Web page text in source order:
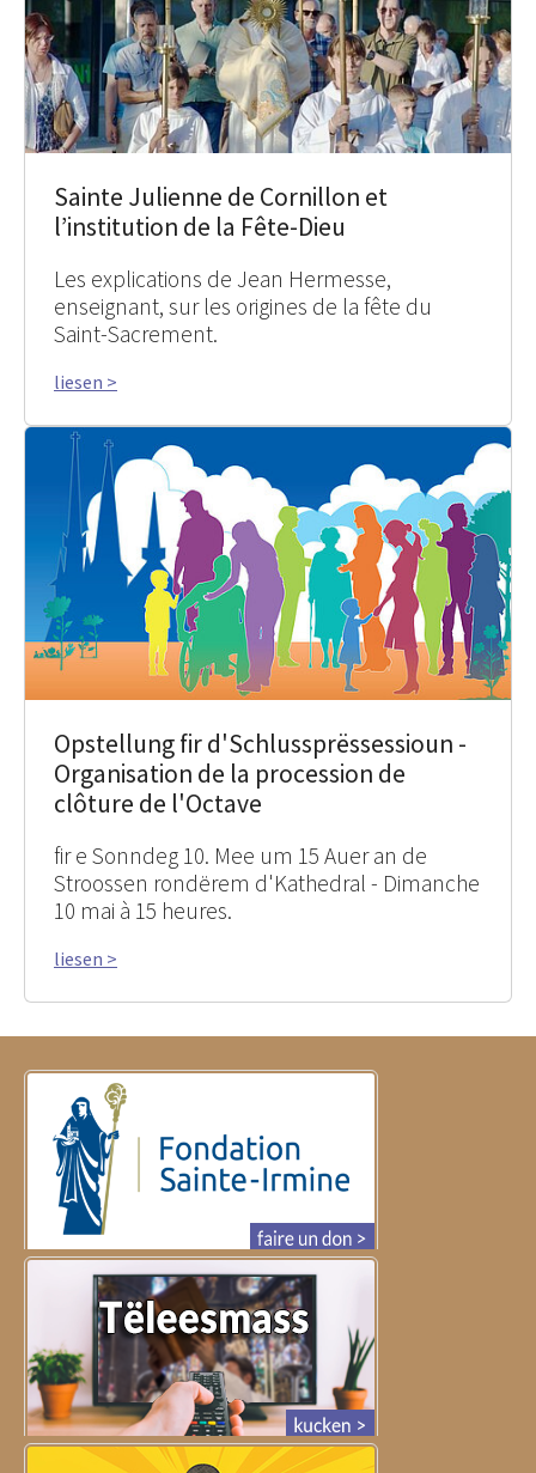
Sainte Julienne de Cornillon et
l’institution de la Fête-Dieu
Les explications de Jean Hermesse,
enseignant, sur les origines de la fête du
Saint-Sacrement.
liesen >
Opstellung fir d'Schlussprëssessioun -
Organisation de la procession de
clôture de l'Octave
fir e Sonndeg 10. Mee um 15 Auer an de
Stroossen rondërem d'Kathedral - Dimanche
10 mai à 15 heures.
liesen >